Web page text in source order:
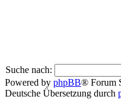
Suche nach:
Powered by phpBB® Forum
Deutsche Übersetzung durch